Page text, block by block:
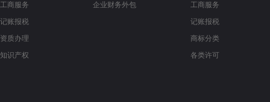
工商服务
记账报税
资质办理
知识产权
企业财务外包
工商服务
记账报税
商标分类
各类许可